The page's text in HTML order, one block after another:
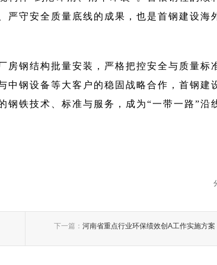
严守安全质量底线的成果，也是首钢建设海
钢结构批量安装，严格把控安全与质量标
中钢设备等大客户的稳固战略合作，首钢建
钢铁技术、标准与服务，成为“一带一路”沿
下一篇： 河南省重点行业环保绩效创A工作实施方案